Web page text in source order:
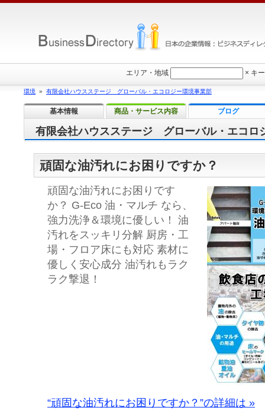
有限会社ハウスステージ グローバル・エコロ
頑固な油汚れにお困りですか？
頑固な油汚れにお困りです
か？ G-Eco 油・マルチ なら、
強力洗浄＆環境に優しい！ 油
汚れをスッキリ分解 厨房・工
場・フロア床にも対応 素材に
優しく安心成分 油汚れもラク
ラク撃退！
“頑固な油汚れにお困りですか？”の詳細は »
エリア・地域 × キ
環境 » 有限会社ハウスステージ グローバル・エコロジー環境事業部
基本情報 商品・サービス内容 ブログ